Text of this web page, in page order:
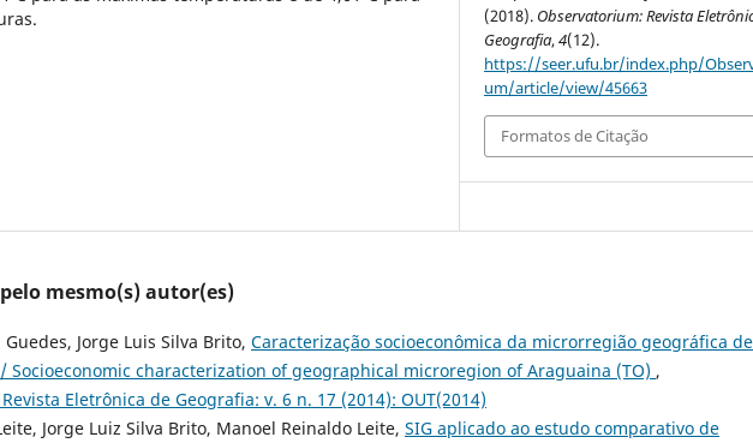
(2018). Observatorium: Revista
Geografia,4(12).
https://seer.ufu.br/index.php/
um/article/view/45663
Formatos de Citação
mesmo(s) autor(es)
Jorge Luis Silva Brito, Caracterização socioeconômica da microrregião geográfica de
Socioeconomic characterization of geographical microregion of Araguaina (TO) ,
Eletrônica de Geografia: v. 6 n. 17 (2014): OUT(2014)
Jorge Luiz Silva Brito, Manoel Reinaldo Leite, SIG aplicado ao estudo comparativo de